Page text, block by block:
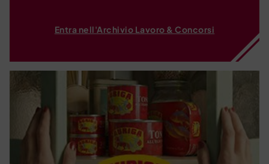
Entra nell'Archivio Lavoro & Concorsi